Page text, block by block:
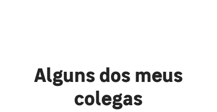
Alguns dos meus
colegas